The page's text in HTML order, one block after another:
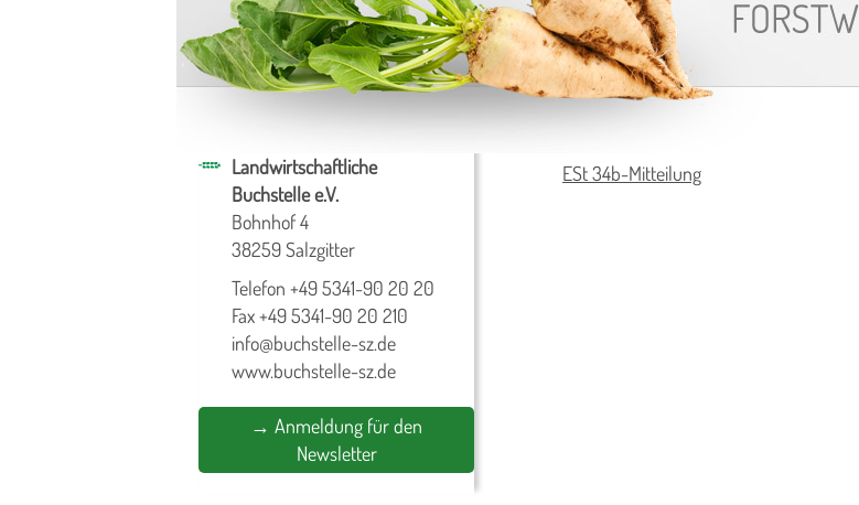
ESt 34b-Mitteilung
Landwirtschaftliche
Buchstelle e.V.
Bohnhof 4
38259 Salzgitter
Telefon +49 5341-90 20 20
Fax +49 5341-90 20 210
info@buchstelle-sz.de
www.buchstelle-sz.de
→ Anmeldung für den
Newsletter